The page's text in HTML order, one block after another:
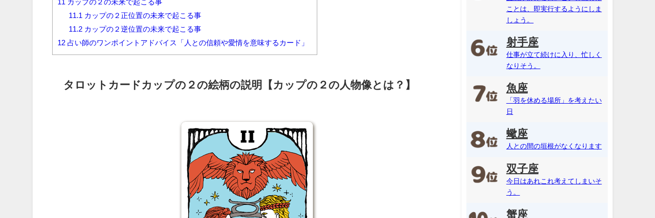
11 カップの２の未来で起こる事
11.1 カップの２正位置の未来で起こる事
11.2 カップの２逆位置の未来で起こる事
12 占い師のワンポイントアドバイス「人との信頼や愛情を意味するカード」
タロットカードカップの２の絵柄の説明【カップの２の人物像とは？】
ことは、即実行するようにしま
しょう。
射手座
仕事が立て続けに入り、忙しく
なりそう。
魚座
「羽を休める場所」を考えたい
日
蠍座
人との間の垣根がなくなります
双子座
今日はあれこれ考えてしまいそ
う。
蟹座